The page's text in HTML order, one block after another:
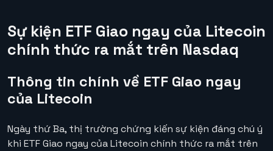
Sự kiện ETF Giao ngay của Litecoin
chính thức ra mắt trên Nasdaq
Thông tin chính về ETF Giao ngay
của Litecoin
Ngày thứ Ba, thị trường chứng kiến sự kiện đáng chú ý
khi ETF Giao ngay của Litecoin chính thức ra mắt trên